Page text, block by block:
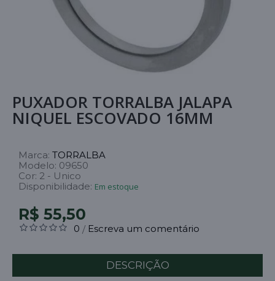
PUXADOR TORRALBA JALAPA
NIQUEL ESCOVADO 16MM
Marca: TORRALBA
Modelo: 09650
Cor: 2 - Unico
Disponibilidade: Em estoque
R$ 55,50
0 / Escreva um comentário
DESCRIÇÃO